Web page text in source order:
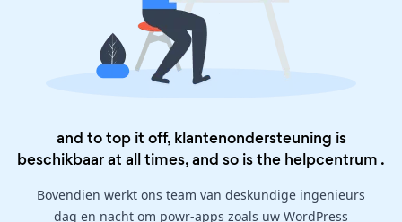
and to top it off, klantenondersteuning is
beschikbaar at all times, and so is the helpcentrum .
Bovendien werkt ons team van deskundige ingenieurs
dag en nacht om powr-apps zoals uw WordPress